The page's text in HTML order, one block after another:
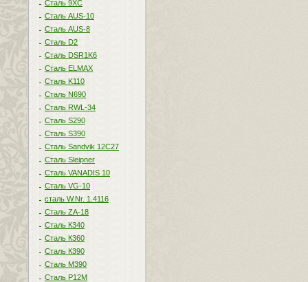
Сталь 9ХС
Сталь AUS-10
Сталь AUS-8
Сталь D2
Сталь DSR1K6
Сталь ELMAX
Сталь K110
Сталь N690
Сталь RWL-34
Сталь S290
Сталь S390
Сталь Sandvik 12C27
Сталь Sleipner
Сталь VANADIS 10
Сталь VG-10
сталь W.Nr. 1.4116
Сталь ZA-18
Сталь К340
Сталь К360
Сталь К390
Сталь М390
Сталь Р12М